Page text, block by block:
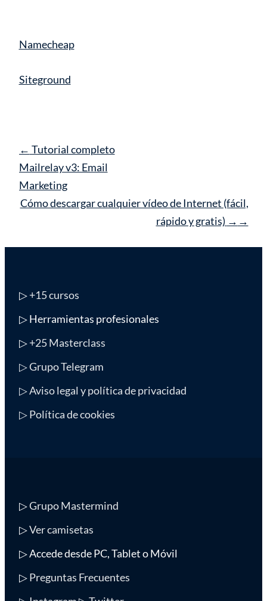
Namecheap
Siteground
Navegación
de
entrada
← Tutorial completo
Mailrelay v3: Email
Marketing
Cómo descargar cualquier vídeo de Internet (fácil,
rápido y gratis)
→
▷+15 cursos
▷ Herramientas profesionales
▷+25 Masterclass
▷ Grupo Telegram
▷ Aviso legal y política de privacidad
▷ Política de cookies
▷Grupo Mastermind
▷Ver camisetas
▷ Accede desde PC, Tablet o Móvil
▷Preguntas Frecuentes